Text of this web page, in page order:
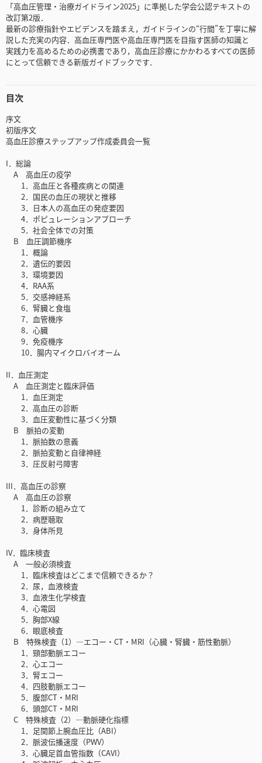
「高血圧管理・治療ガイドライン2025」に準拠した学会公認テキストの
改訂第2版．
最新の診療指針やエビデンスを踏まえ，ガイドラインの“行間”を丁寧に解
説した充実の内容．高血圧専門医や高血圧専門医を目指す医師の知識と
実践力を高めるための必携書であり，高血圧診療にかかわるすべての医師
にとって信頼できる新版ガイドブックです．
目次
序文
初版序文
高血圧診療ステップアップ作成委員会一覧
I．総論
A 高血圧の疫学
1．高血圧と各種疾病との関連
2．国民の血圧の現状と推移
3．日本人の高血圧の発症要因
4．ポピュレーションアプローチ
5．社会全体での対策
B 血圧調節機序
1．概論
2．遺伝的要因
3．環境要因
4．RAA系
5．交感神経系
6．腎臓と食塩
7．血管機序
8．心臓
9．免疫機序
10．腸内マイクロバイオーム
II．血圧測定
A 血圧測定と臨床評価
1．血圧測定
2．高血圧の診断
3．血圧変動性に基づく分類
B 脈拍の変動
1．脈拍数の意義
2．脈拍変動と自律神経
3．圧反射弓障害
III．高血圧の診察
A 高血圧の診察
1．診断の組み立て
2．病歴聴取
3．身体所見
IV．臨床検査
A 一般必須検査
1．臨床検査はどこまで信頼できるか？
2．尿，血液検査
3．血液生化学検査
4．心電図
5．胸部X線
6．眼底検査
B 特殊検査（1）―エコー・CT・MRI（心臓・腎臓・筋性動脈）
1．頸部動脈エコー
2．心エコー
3．腎エコー
4．四肢動脈エコー
5．腹部CT・MRI
6．頭部CT・MRI
C 特殊検査（2）―動脈硬化指標
1．足関節上腕血圧比（ABI）
2．脈波伝播速度（PWV）
3．心臓足首血管指数（CAVI）